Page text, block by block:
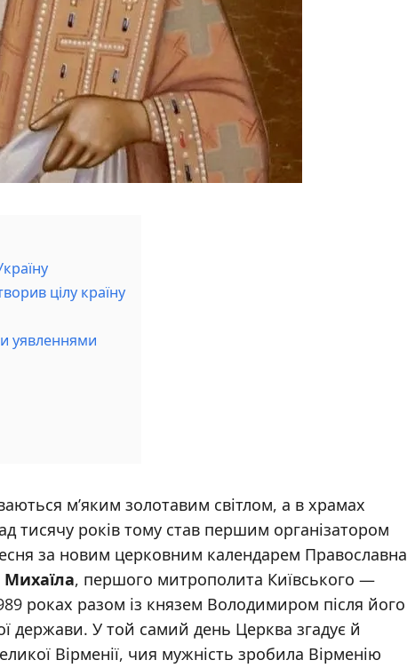
цілу країну
уявленнями
м’яким золотавим світлом, а в храмах
тисячу років тому став першим організатором
за новим церковним календарем Православна
Михаїла, першого митрополита Київського —
роках разом із князем Володимиром після його
держави. У той самий день Церква згадує й
Вірменії, чия мужність зробила Вірменію